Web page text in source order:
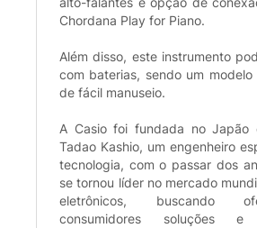
Chordana Play for Piano.
Além disso, este instrumento
com baterias, sendo um
de fácil manuseio.
A Casio foi fundada no Japão
Tadao Kashio, um engenheiro
tecnologia, com o passar dos
se tornou líder no mercado
eletrônicos, buscando
consumidores soluções e